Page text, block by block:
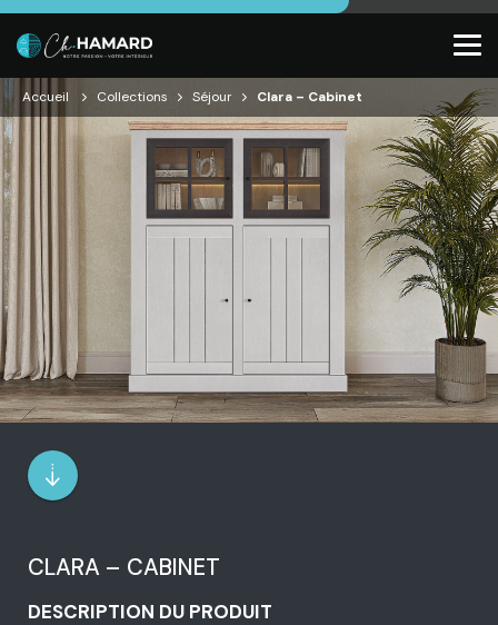
Accueil Collections Séjour Clara – Cabinet
CLARA – CABINET
DESCRIPTION DU PRODUIT